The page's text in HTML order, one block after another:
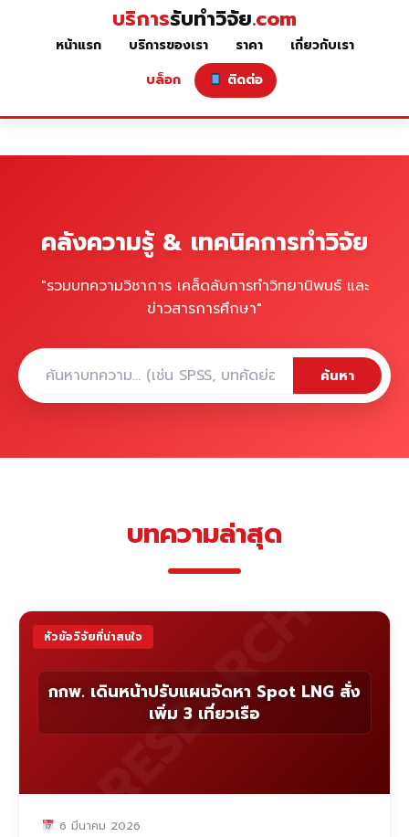
บริการรับทำวิจัย.com
หน้าแรก บริการของเรา ราคา
เกี่ยวกับเรา
บล็อก
ติดต่อ
คลังความรู้ & เทคนิคการทำวิจัย
"รวมบทความวิชาการ เคล็ดลับการทำวิทยานิพนธ์ และ
ข่าวสารการศึกษา"
ค้นหา
บทความล่าสุด
หัวข้อวิจัยที่น่าสนใจ
กกพ. เดินหน้าปรับแผนจัดหา Spot LNG สั่ง
เพิ่ม 3 เที่ยวเรือ
RESEARCH
6 มีนาคม 2026